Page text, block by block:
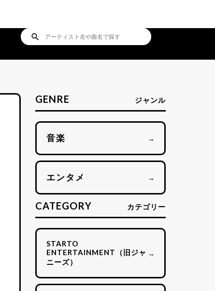
search
GENRE ジャンル
音楽 →
エンタメ →
CATEGORY カテゴリー
STARTO
ENTERTAINMENT（旧ジャ
ニーズ）
→